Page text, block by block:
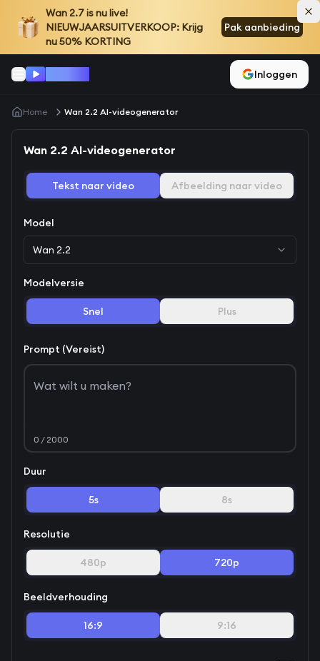
Wan 2.7is nu live!
NIEUWJAARSUITVERKOOP: Krijg
nu 50% KORTING
Pak aanbieding
Inloggen
Home Wan 2.2 AI-videogenerator
Wan 2.2 AI-videogenerator
Tekst naar video Afbeelding naar video
Model
Wan 2.2
Modelversie
Snel Plus
Prompt (Vereist)
0 / 2000
Duur
5s 8s
Resolutie
480p 720p
Beeldverhouding
16:9 9:16